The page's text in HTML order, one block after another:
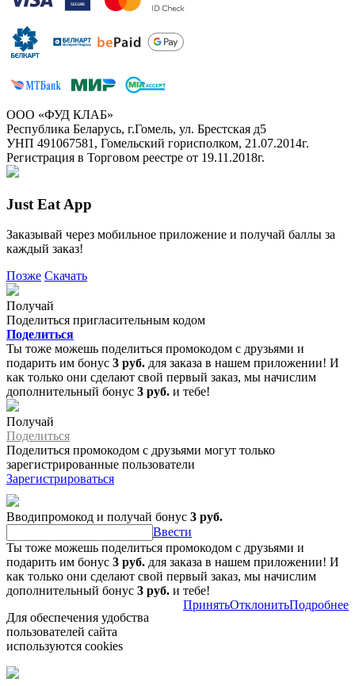
ООО «ФУД КЛАБ»
Республика Беларусь, г.Гомель, ул. Брестская д5
УНП 491067581, Гомельский горисполком, 21.07.2014г.
Регистрация в Торговом реестре от 19.11.2018г.
Just Eat App
Заказывай через мобильное приложение и получай баллы за
каждый заказ!
Позже Скачать
Получай
Поделиться пригласительным кодом
Поделиться
Ты тоже можешь поделиться промокодом с друзьями и
подарить им бонус 3 руб. для заказа в нашем приложении! И
как только они сделают свой первый заказ, мы начислим
дополнительный бонус 3 руб. и тебе!
Получай
Поделиться
Поделиться промокодом с друзьями могут только
зарегистрированные пользователи
Зарегистрироваться
Вводипромокод и получай бонус 3 руб.
Ввести
Ты тоже можешь поделиться промокодом с друзьями и
подарить им бонус 3 руб. для заказа в нашем приложении! И
как только они сделают свой первый заказ, мы начислим
дополнительный бонус 3 руб. и тебе!
Для обеспечения удобства
пользователей сайта
используются cookies
ПринятьОтклонитьПодробнее